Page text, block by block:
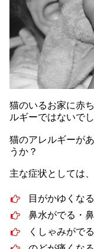
猫のいるお家に赤
ルギーではないでし
猫のアレルギーが
うか？
主な症状としては、
目がかゆくな
鼻水がでる・
くしゃみがでる